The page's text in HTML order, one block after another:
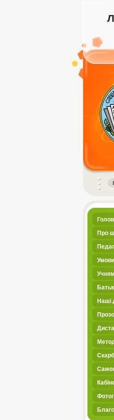
instagram
Про
Учням
Наші